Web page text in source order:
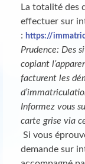
La totalité des
effectuer sur
: https://
Prudence: Des
copiant
facturent les
Informez vous
carte grise via
Si vous
demande sur